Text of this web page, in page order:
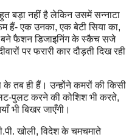
बड़ा नहीं है लेकिन उसमें सन्नाटा
हैं- एक उनका, एक बेटी सिया का,
बने फैशन डिजाइनिंग के स्कैच सजे
पर फरारी कार दौड़ती दिख रही
तब ही हैं। उन्होंने कमरों की किसी
पुलट करने की कोशिश भी करते,
भी बिखर जाएँगी।
खोली, विदेश के चमचमाते